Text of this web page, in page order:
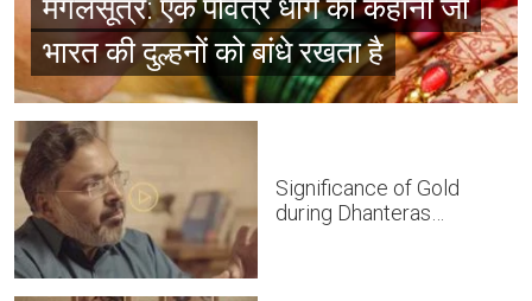
मंगलसूत्र: एक पवित्र धागे की कहानी जो
भारत की दुल्हनों को बांधे रखता है
Significance of Gold
during Dhanteras